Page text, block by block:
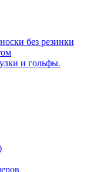
без резинки
и гольфы.